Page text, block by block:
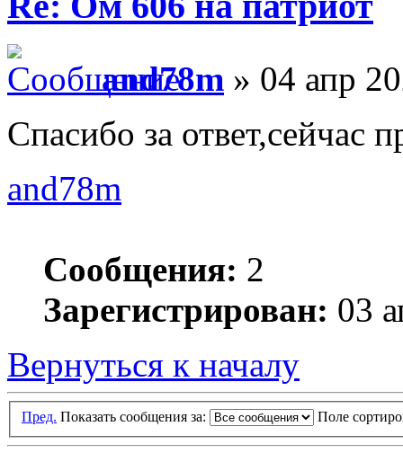
and78m » 04 апр
Спасибо за
and78m
Сообщения: 2
Зарегистрирован: 03
Вернуться к началу
Пред. Показать сообщения за: Поле